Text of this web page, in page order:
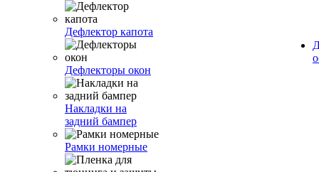
Дефлектор капота
Дефлекторы окон
Накладки на
задний бампер
Рамки номерные